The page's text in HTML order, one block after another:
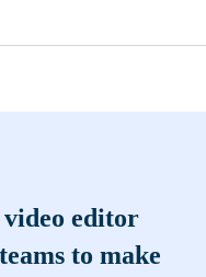
editor
to make